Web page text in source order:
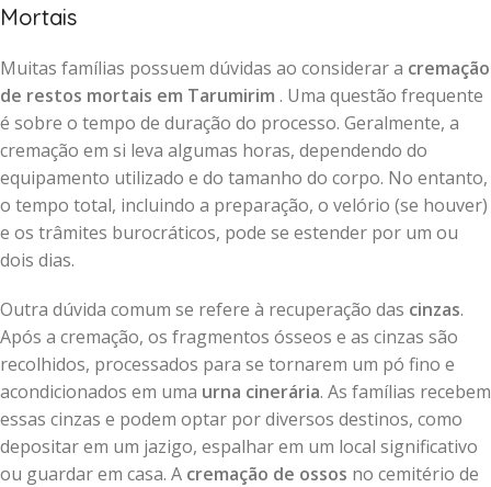
Mortais
Muitas famílias possuem dúvidas ao considerar a cremação
de restos mortais em Tarumirim . Uma questão frequente
é sobre o tempo de duração do processo. Geralmente, a
cremação em si leva algumas horas, dependendo do
equipamento utilizado e do tamanho do corpo. No entanto,
o tempo total, incluindo a preparação, o velório (se houver)
e os trâmites burocráticos, pode se estender por um ou
dois dias.
Outra dúvida comum se refere à recuperação das cinzas.
Após a cremação, os fragmentos ósseos e as cinzas são
recolhidos, processados para se tornarem um pó fino e
acondicionados em uma urna cinerária. As famílias recebem
essas cinzas e podem optar por diversos destinos, como
depositar em um jazigo, espalhar em um local significativo
ou guardar em casa. A cremação de ossos no cemitério de